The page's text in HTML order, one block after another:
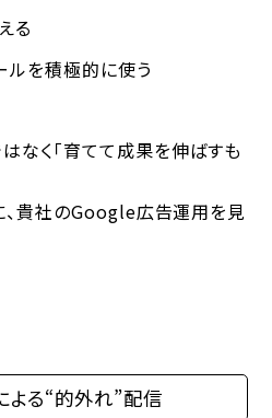
る
ルを積極的に使う
なく「育てて成果を伸ばすも
貴社のGoogle広告運用を見
よる“的外れ”配信